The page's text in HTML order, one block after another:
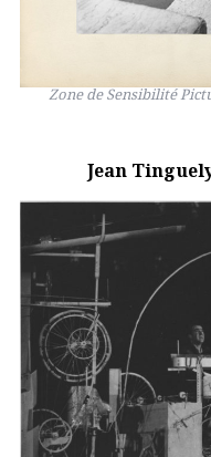
Zone de Sensibilité
Jean Tinguely